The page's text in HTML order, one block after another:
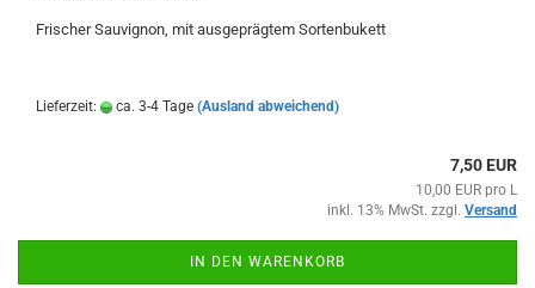
Frischer Sauvignon, mit ausgeprägtem Sortenbukett
Lieferzeit: ca. 3-4 Tage (Ausland abweichend)
7,50 EUR
10,00 EUR pro L
inkl. 13% MwSt. zzgl. Versand
IN DEN WARENKORB